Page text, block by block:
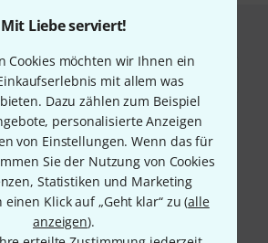
Mit Liebe serviert!
Cookies möchten wir Ihnen ein
mit allem was
Dazu zählen zum Beispiel
personalisierte Anzeigen
von Einstellungen. Wenn das für
Sie der Nutzung von Cookies
Statistiken und Marketing
Klick auf „Geht klar“ zu (alle
anzeigen).
& bezahlen
und sicher per Nachnahme,
Pay, Klarna Sofort bezahlen
oder Kreditkarte.